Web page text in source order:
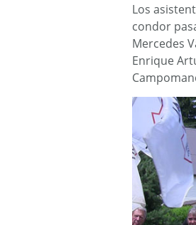
Los
condor
Mercedes
Enrique